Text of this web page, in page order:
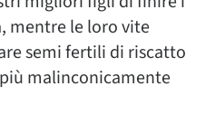
mentre le loro vite
semi fertili di riscatto
malinconicamente